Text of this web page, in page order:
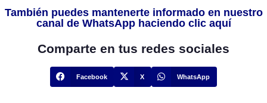
También puedes mantenerte informado en nuestro
canal de WhatsApp haciendo clic aquí
Comparte en tus redes sociales
Facebook X WhatsApp